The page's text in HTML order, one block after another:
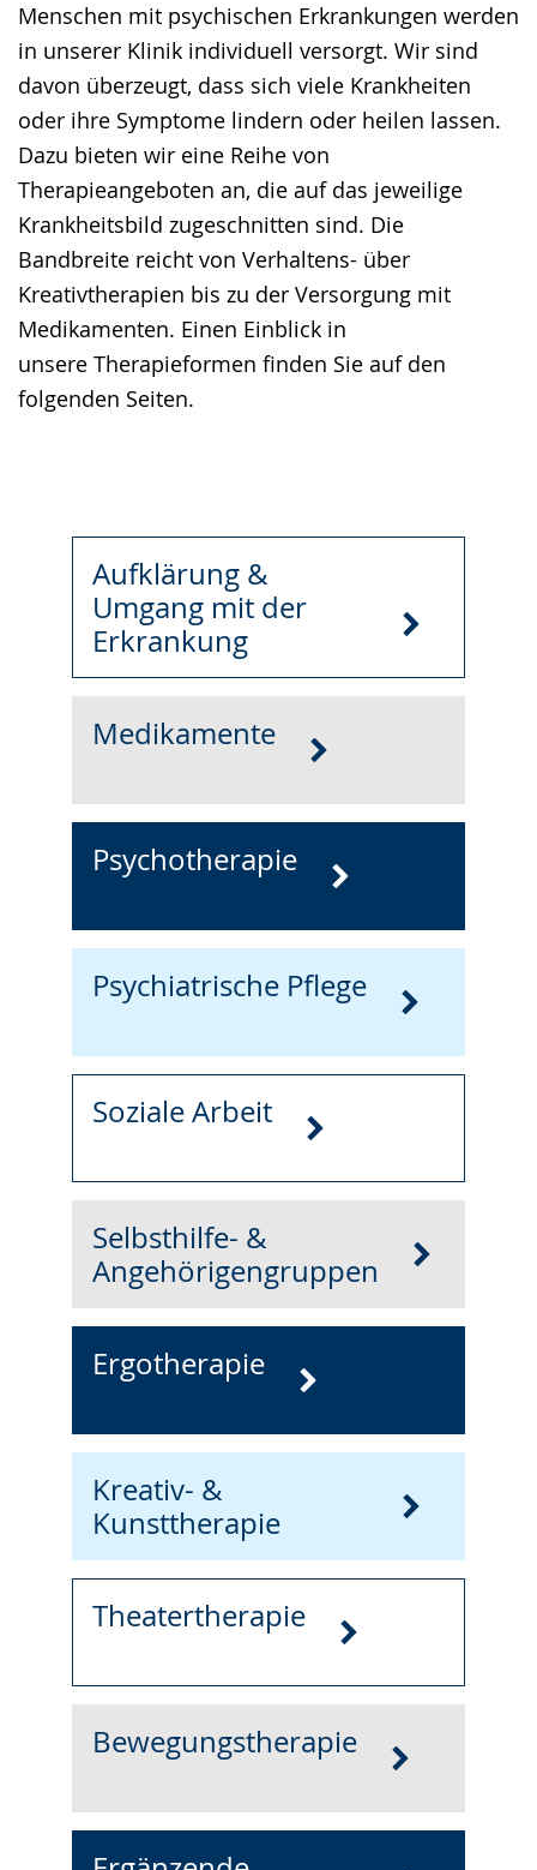
Menschen mit psychischen Erkrankungen werden
in unserer Klinik individuell versorgt. Wir sind
davon überzeugt, dass sich viele Krankheiten
oder ihre Symptome lindern oder heilen lassen.
Dazu bieten wir eine Reihe von
Therapieangeboten an, die auf das jeweilige
Krankheitsbild zugeschnitten sind. Die
Bandbreite reicht von Verhaltens- über
Kreativtherapien bis zu der Versorgung mit
Medikamenten. Einen Einblick in
unsere Therapieformen finden Sie auf den
folgenden Seiten.
wechseln.
Deutscher
Gebärdensprache
wird
angezeigt.
Aufklärung &
Umgang mit der
Erkrankung
Medikamente
Psychotherapie
Psychiatrische Pflege
Soziale Arbeit
Selbsthilfe- &
Angehörigengruppen
Ergotherapie
Kreativ- &
Kunsttherapie
Theatertherapie
Bewegungstherapie